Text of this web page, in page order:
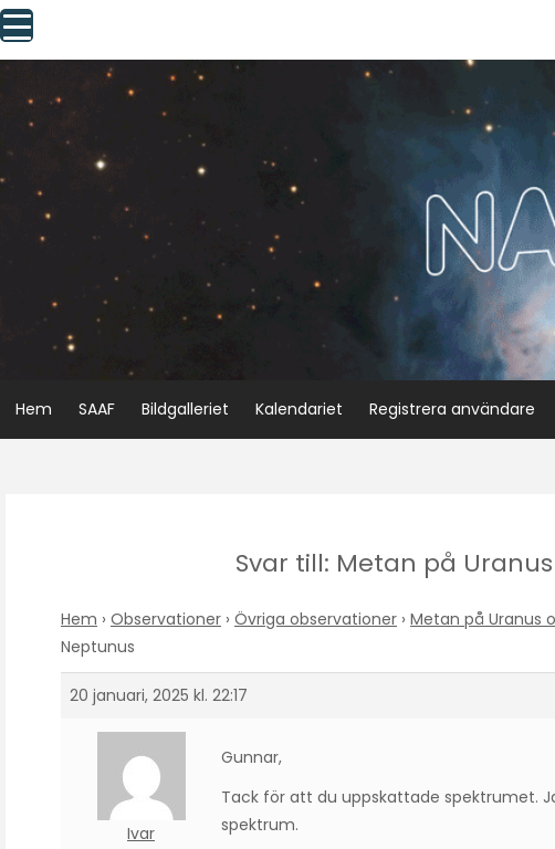
Skip
to
content
Hem SAAF Bildgalleriet Kalendariet Registrera användare
Svar till: Metan på
Hem › Observationer › Övriga observationer › Metan på Uranus
Neptunus
20 januari, 2025 kl. 22:17
Ivar
Gunnar,
Tack för att du uppskattade spektrumet.
spektrum.